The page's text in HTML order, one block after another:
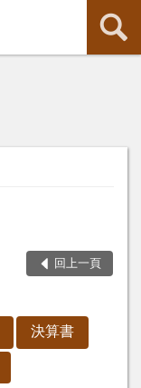
回上一頁
決算書